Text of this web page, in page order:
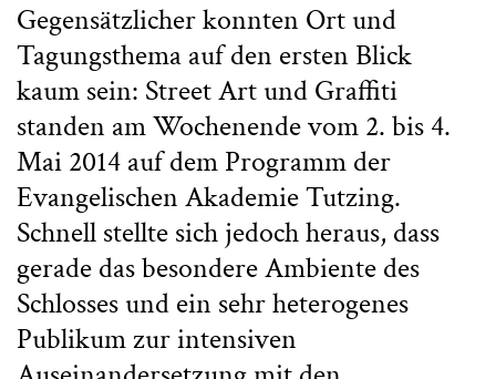
Gegensätzlicher konnten Ort und
Tagungsthema auf den ersten Blick
kaum sein: Street Art und Graffiti
standen am Wochenende vom 2. bis 4.
Mai 2014 auf dem Programm der
Evangelischen Akademie Tutzing.
Schnell stellte sich jedoch heraus, dass
gerade das besondere Ambiente des
Schlosses und ein sehr heterogenes
Publikum zur intensiven